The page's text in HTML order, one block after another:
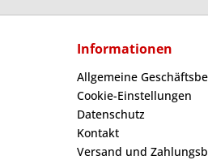
Informationen
Allgemeine
Cookie-Einstellungen
Datenschutz
Kontakt
Versand und